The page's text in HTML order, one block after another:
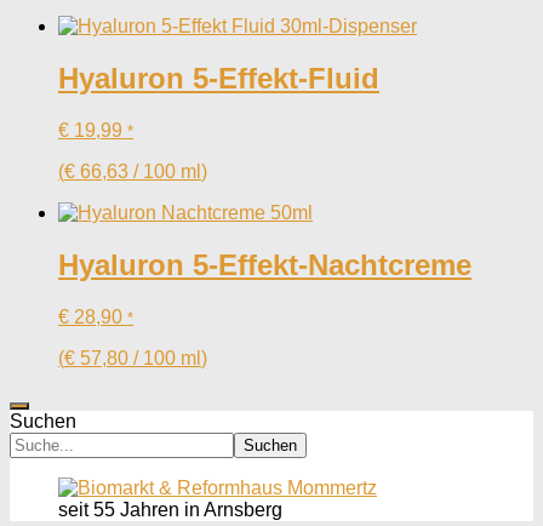
Hyaluron 5-Effekt-Fluid
€ 19,99 *
(€ 66,63 / 100 ml )
Hyaluron 5-Effekt-Nachtcreme
€ 28,90 *
(€ 57,80 / 100 ml )
Suchen
Suchen
seit 55 Jahren in Arnsberg